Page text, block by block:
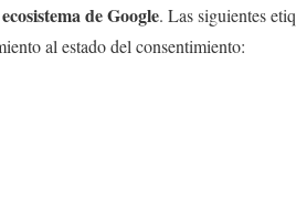
ecosistema de Google. Las siguientes
al estado del consentimiento: